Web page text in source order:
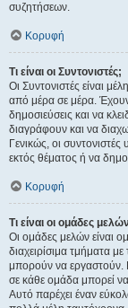
συζητήσεων.
Κορυφή
Τι είναι οι Συντονιστές;
Οι Συντονιστές είναι
από μέρα σε μέρα.
δημοσιεύσεις και να
διαγράφουν και να
Γενικώς, οι
εκτός θέματος ή να
Κορυφή
Τι είναι οι ομάδες
Οι ομάδες μελών είναι
διαχειρίσιμα τμήματα
μπορούν να εργαστούν.
σε κάθε ομάδα μπορεί
Αυτό παρέχει έναν